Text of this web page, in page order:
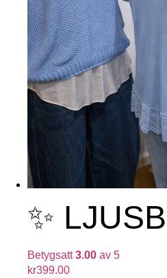
✨
Betygsatt3.00 av 5
kr399.00